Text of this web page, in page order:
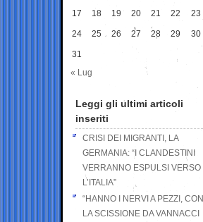
17 18 19 20 21 22 23
24 25 26 27 28 29 30
31
« Lug
Leggi gli ultimi articoli
inseriti
CRISI DEI MIGRANTI, LA
GERMANIA: “I CLANDESTINI
VERRANNO ESPULSI VERSO
L’ITALIA”
“HANNO I NERVI A PEZZI, CON
LA SCISSIONE DA VANNACCI